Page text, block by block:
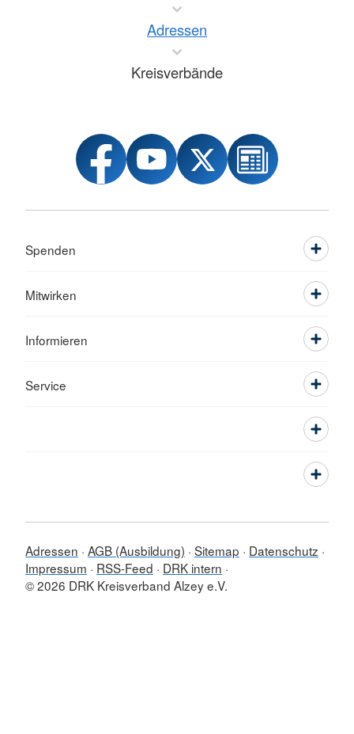
Adressen
Kreisverbände
Spenden
Mitwirken
Informieren
Service
Adressen AGB (Ausbildung) Sitemap
Datenschutz
Impressum
RSS-Feed
DRK intern
© 2026 DRK Kreisverband Alzey e.V.